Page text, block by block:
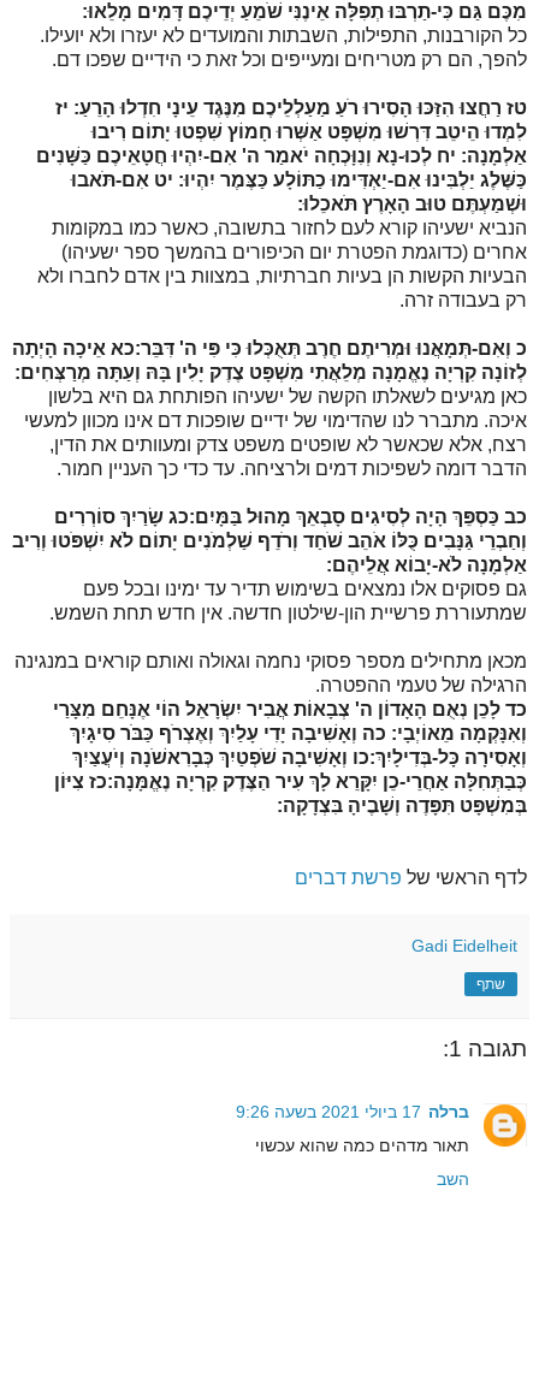
מִכֶּם גַּם כִּי-תַרְבּוּ תְפִלָּה אֵינֶנִּי שֹׁמֵעַ יְדֵיכֶם דָּמִים מָלֵאוּ:
כל הקורבנות, התפילות, השבתות והמועדים לא יעזרו ולא יועילו.
להפך, הם רק מטריחים ומעייפים וכל זאת כי הידיים שפכו דם.
טז רַחֲצוּ הִזַּכּוּ הָסִירוּ רֹעַ מַעַלְלֵיכֶם מִנֶּגֶד עֵינָי חִדְלוּ הָרֵעַ: יז
לִמְדוּ הֵיטֵב דִּרְשׁוּ מִשְׁפָּט אַשְּׁרוּ חָמוֹץ שִׁפְטוּ יָתוֹם רִיבוּ
אַלְמָנָה: יח לְכוּ-נָא וְנִוָּכְחָה יֹאמַר ה' אִם-יִהְיוּ חֲטָאֵיכֶם כַּשָּׁנִים
כַּשֶּׁלֶג יַלְבִּינוּ אִם-יַאְדִּימוּ כַתּוֹלָע כַּצֶּמֶר יִהְיוּ: יט אִם-תֹּאבוּ
וּשְׁמַעְתֶּם טוּב הָאָרֶץ תֹּאכֵלוּ:
הנביא ישעיהו קורא לעם לחזור בתשובה, כאשר כמו במקומות
אחרים (כדוגמת הפטרת יום הכיפורים בהמשך ספר ישעיהו)
הבעיות הקשות הן בעיות חברתיות, במצוות בין אדם לחברו ולא
רק בעבודה זרה.
כ וְאִם-תְּמָאֲנוּ וּמְרִיתֶם חֶרֶב תְּאֻכְּלוּ כִּי פִּי ה' דִּבֵּר:כא אֵיכָה הָיְתָה
לְזוֹנָה קִרְיָה נֶאֱמָנָה מְלֵאֲתִי מִשְׁפָּט צֶדֶק יָלִין בָּהּ וְעַתָּה מְרַצְּחִים:
כאן מגיעים לשאלתו הקשה של ישעיהו הפותחת גם היא בלשון
איכה. מתברר לנו שהדימוי של ידיים שופכות דם אינו מכוון למעשי
רצח, אלא שכאשר לא שופטים משפט צדק ומעוותים את הדין,
הדבר דומה לשפיכות דמים ולרציחה. עד כדי כך העניין חמור.
כב כַּסְפֵּךְ הָיָה לְסִיגִים סָבְאֵךְ מָהוּל בַּמָּיִם:כג שָׂרַיִךְ סוֹרְרִים
וְחַבְרֵי גַּנָּבִים כֻּלּוֹ אֹהֵב שֹׁחַד וְרֹדֵף שַׁלְמֹנִים יָתוֹם לֹא יִשְׁפֹּטוּ וְרִיב
אַלְמָנָה לֹא-יָבוֹא אֲלֵיהֶם:
גם פסוקים אלו נמצאים בשימוש תדיר עד ימינו ובכל פעם
שמתעוררת פרשיית הון-שילטון חדשה. אין חדש תחת השמש.
מכאן מתחילים מספר פסוקי נחמה וגאולה ואותם קוראים במנגינה
הרגילה של טעמי ההפטרה.
כד לָכֵן נְאֻם הָאָדוֹן ה' צְבָאוֹת אֲבִיר יִשְׂרָאֵל הוֹי אֶנָּחֵם מִצָּרַי
וְאִנָּקְמָה מֵאוֹיְבָי: כה וְאָשִׁיבָה יָדִי עָלַיִךְ וְאֶצְרֹף כַּבֹּר סִיגָיִךְ
וְאָסִירָה כָּל-בְּדִילָיִךְ:כו וְאָשִׁיבָה שֹׁפְטַיִךְ כְּבָרִאשֹׁנָה וְיֹעֲצַיִךְ
כְּבַתְּחִלָּה אַחֲרֵי-כֵן יִקָּרֵא לָךְ עִיר הַצֶּדֶק קִרְיָה נֶאֱמָּנָה:כז צִיּוֹן
בְּמִשְׁפָּט תִּפָּדֶה וְשָׁבֶיהָ בִּצְדָקָה:
לדף הראשי של פרשת דברים
Gadi Eidelheit
שתף
תגובה 1:
ברלה 17 ביולי 2021 בשעה 9:26
תאור מדהים כמה שהוא עכשוי
השב